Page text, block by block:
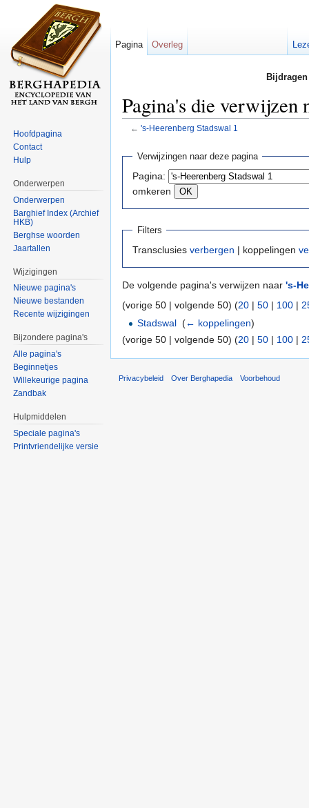
Pagina's die verwijzen
← 's-Heerenberg Stadswal 1
Verwijzingen naar deze pagina
Pagina:
omkeren
Filters
Transclusies verbergen | koppelingen
De volgende pagina's verwijzen naar 's-
(vorige 50 | volgende 50) (20 | 50 | 100 |
Stadswal ‎(← koppelingen)
(vorige 50 | volgende 50) (20 | 50 | 100 |
Pagina Overleg
Hoofdpagina
Contact
Hulp
Onderwerpen
Onderwerpen
Barghief Index (Archief
HKB)
Berghse woorden
Jaartallen
Wijzigingen
Nieuwe pagina's
Nieuwe bestanden
Recente wijzigingen
Bijzondere pagina's
Alle pagina's
Beginnetjes
Willekeurige pagina
Zandbak
Hulpmiddelen
Speciale pagina's
Printvriendelijke versie
Privacybeleid Over Berghapedia Voorbehoud